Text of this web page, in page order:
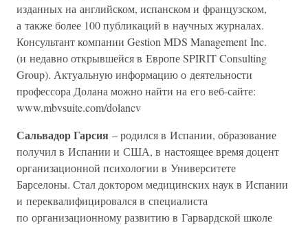
изданных на английском, испанском и французском,
а также более 100 публикаций в научных журналах.
Консультант компании Gestion MDS Management Inc.
(и недавно открывшейся в Европе SPIRIT Consulting
Group). Актуальную информацию о деятельности
профессора Долана можно найти на его веб-сайте:
www.mbvsuite.com/dolancv
Сальвадор Гарсия – родился в Испании, образование
получил в Испании и США, в настоящее время доцент
организационной психологии в Университете
Барселоны. Стал доктором медицинских наук в Испании
и переквалифицировался в специалиста
по организационному развитию в Гарвардской школе